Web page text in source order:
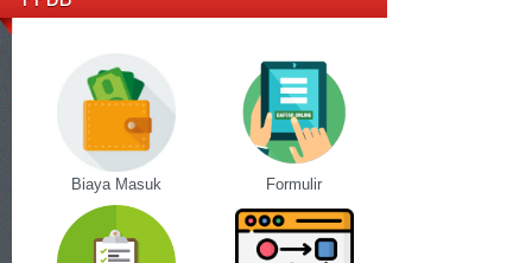
Biaya Masuk Formulir